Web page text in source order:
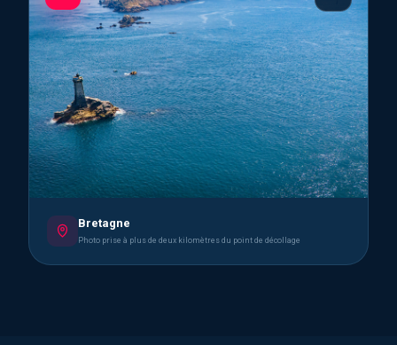
Bretagne
Photo prise à plus de deux kilomètres du point de décollage